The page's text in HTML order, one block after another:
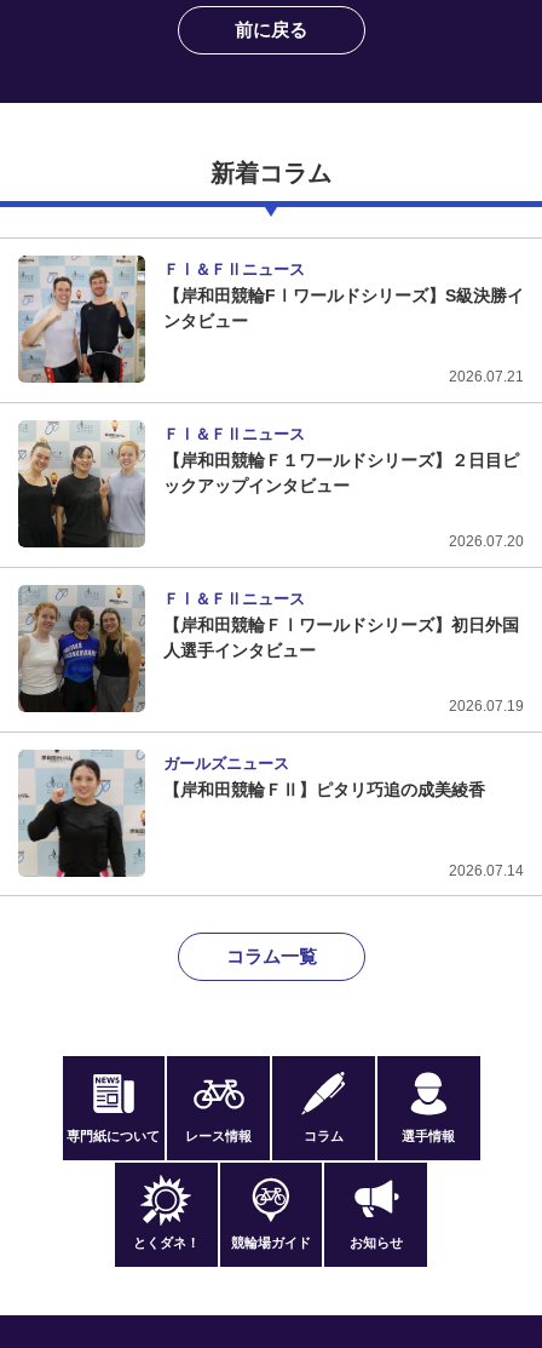
前に戻る
新着コラム
ＦⅠ＆ＦⅡニュース
【岸和田競輪FⅠワールドシリーズ】S級決勝イ
ンタビュー
2026.07.21
ＦⅠ＆ＦⅡニュース
【岸和田競輪Ｆ１ワールドシリーズ】２日目ピ
ックアップインタビュー
2026.07.20
ＦⅠ＆ＦⅡニュース
【岸和田競輪ＦⅠワールドシリーズ】初日外国
人選手インタビュー
2026.07.19
ガールズニュース
【岸和田競輪ＦⅡ】ピタリ巧追の成美綾香
2026.07.14
コラム一覧
専門紙について レース情報 コラム 選手情報
とくダネ！ 競輪場ガイド お知らせ